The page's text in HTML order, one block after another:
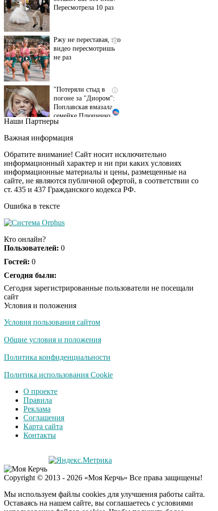
видео пересмотришь
не раз
погоне за "Диором":
Поплавская вмазала
семейке Плющенко
будете смеяться долго
i
Ролик длится пару
секунд, но вы будете в
шоке от увиденного
Королева вагона
оставит равнодушным
Наши Партнеры
Важная информация
Обратите внимание! Сайт носит исключительно
информационный характер и ни при каких условиях
информационные материалы и цены, размещенные на
сайте, не являются публичной офертой, в соответствии со
ст. 435 и 437 Гражданского кодекса РФ.
Ошибка в тексте
Кто онлайн?
Пользователей: 0
Гостей: 0
Сегодня были:
Сегодня зарегистрированные пользователи не посещали
сайт
Условия и положения
Условия пользования сайтом
Общие условия и положения
Политика конфиденциальности
Политика использования Cookie
О проекте
Правила
Реклама
Соглашения
Карта сайта
Контакты
Copyright © 2013 - 2026 «Моя Керчь» Все права защищены!
Мы используем файлы cookies для улучшения работы сайта.
Оставаясь на нашем сайте, вы соглашаетесь с условиями